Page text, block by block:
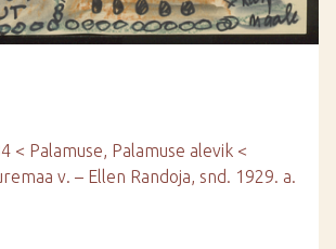
< Palamuse, Palamuse alevik <
v. – Ellen Randoja, snd. 1929. a.